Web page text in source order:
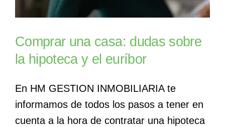
Comprar una casa: dudas sobre
la hipoteca y el euríbor
En HM GESTION INMOBILIARIA te
informamos de todos los pasos a tener en
cuenta a la hora de contratar una hipoteca